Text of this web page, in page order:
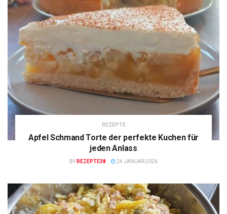
REZEPTE
Apfel Schmand Torte der perfekte Kuchen für
jeden Anlass
BY REZEPTE38 24 JANUAR 2026